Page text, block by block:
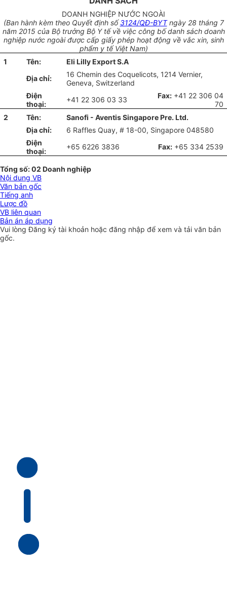
DOANH NGHIỆP NƯỚC NGOÀI
(Ban hành kèm theo Quyết định số3124/QĐ-BYTngày 28 tháng 7
năm 2015 của Bộ trưởng Bộ Y tế về việc công bố danh sách doanh
nghiệp nước ngoài được cấp giấy phép hoạt động về vắc xin, sinh
phẩm y tế Việt Nam)
1
Tên:
Eli Lilly Export S.A
Địa chỉ:
16 Chemin des Coquelicots, 1214 Vernier,
Geneva, Switzerland
Điện
thoại:
+41 22 306 03 33 Fax:+41 22 306 04
70
2
Tên:
Sanofi - Aventis Singapore Pre. Ltd.
Địa chỉ:
6 Raffles Quay, # 18-00, Singapore 048580
Điện
thoại:
+65 6226 3836 Fax:+65 334 2539
Tổng số: 02 Doanh nghiệp
Nội dung VB
Văn bản gốc
Tiếng anh
Lược đồ
VB liên quan
Bản án áp dụng
Vui lòngĐăng ký tài khoản hoặc đăng nhập để xem và tải văn bản
gốc.